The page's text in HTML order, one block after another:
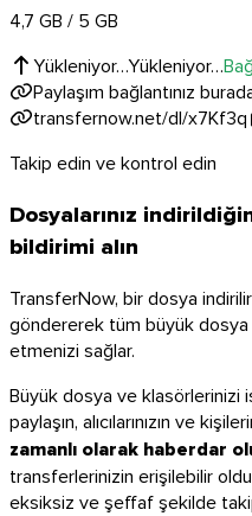
4,7 GB / 5 GB
Yükleniyor…Yükleniyor…
Paylaşım bağlantınız
transfernow.net/dl/x7Kf3q
Takip edin ve kontrol edin
Dosyalarınız
bildirimi alın
TransferNow, bir dosya
göndererek tüm büyük
etmenizi sağlar.
Büyük dosya ve klasörlerinizi
paylaşın, alıcılarınızın ve
zamanlı olarak haberdar
transferlerinizin erişilebilir
eksiksiz ve şeffaf şekilde